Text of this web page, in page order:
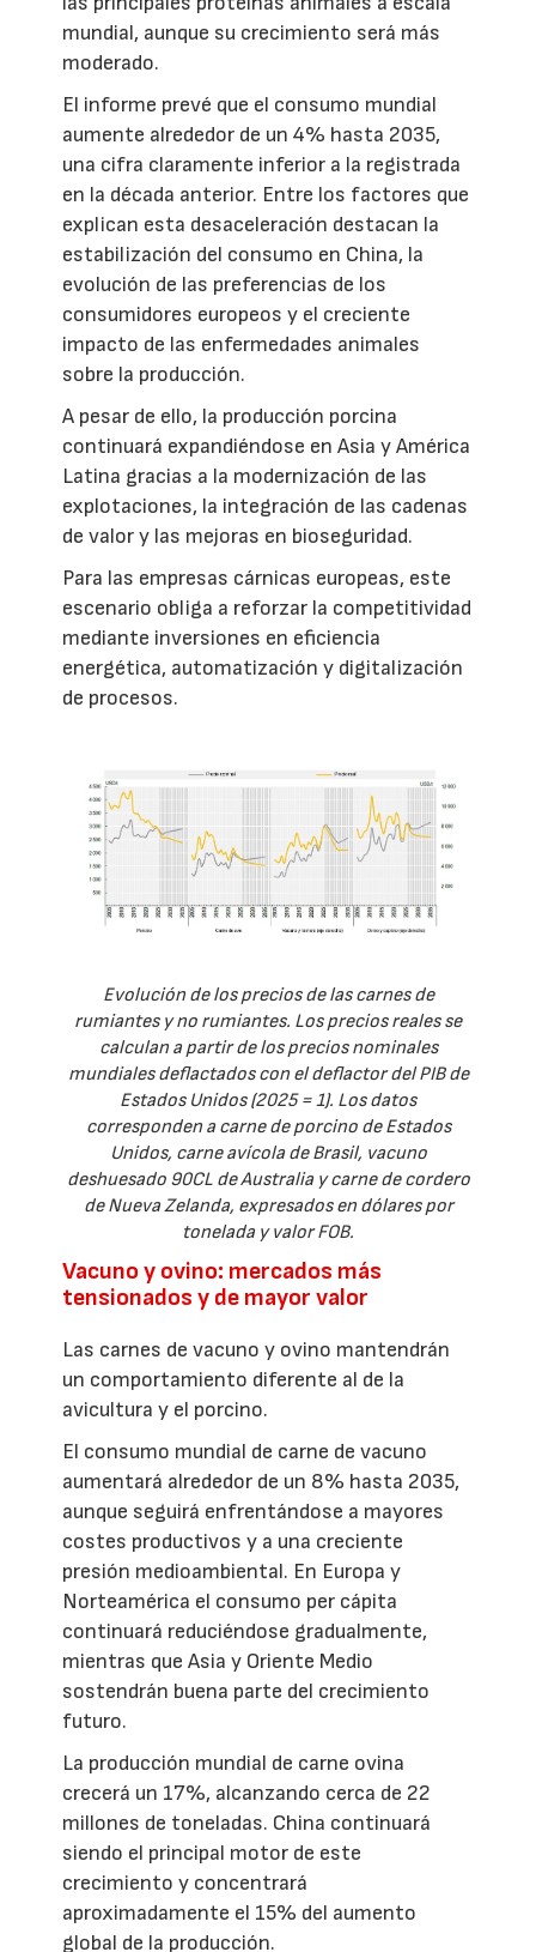
mundial, aunque su crecimiento será más
moderado.
El informe prevé que el consumo mundial
aumente alrededor de un 4% hasta 2035,
una cifra claramente inferior a la registrada
en la década anterior. Entre los factores que
explican esta desaceleración destacan la
estabilización del consumo en China, la
evolución de las preferencias de los
consumidores europeos y el creciente
impacto de las enfermedades animales
sobre la producción.
A pesar de ello, la producción porcina
continuará expandiéndose en Asia y América
Latina gracias a la modernización de las
explotaciones, la integración de las cadenas
de valor y las mejoras en bioseguridad.
Para las empresas cárnicas europeas, este
escenario obliga a reforzar la competitividad
mediante inversiones en eficiencia
energética, automatización y digitalización
de procesos.
Evolución de los precios de las carnes de
rumiantes y no rumiantes. Los precios reales se
calculan a partir de los precios nominales
mundiales deflactados con el deflactor del PIB de
Estados Unidos (2025 = 1). Los datos
corresponden a carne de porcino de Estados
Unidos, carne avícola de Brasil, vacuno
deshuesado 90CL de Australia y carne de cordero
de Nueva Zelanda, expresados en dólares por
tonelada y valor FOB.
Vacuno y ovino: mercados más
tensionados y de mayor valor
Las carnes de vacuno y ovino mantendrán
un comportamiento diferente al de la
avicultura y el porcino.
El consumo mundial de carne de vacuno
aumentará alrededor de un 8% hasta 2035,
aunque seguirá enfrentándose a mayores
costes productivos y a una creciente
presión medioambiental. En Europa y
Norteamérica el consumo per cápita
continuará reduciéndose gradualmente,
mientras que Asia y Oriente Medio
sostendrán buena parte del crecimiento
futuro.
La producción mundial de carne ovina
crecerá un 17%, alcanzando cerca de 22
millones de toneladas. China continuará
siendo el principal motor de este
crecimiento y concentrará
aproximadamente el 15% del aumento
global de la producción.